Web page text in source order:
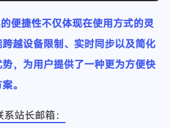
便捷性不仅体现在使用方式的灵
越设备限制、实时同步以及简化
，为用户提供了一种更为方便快
。
站长邮箱：